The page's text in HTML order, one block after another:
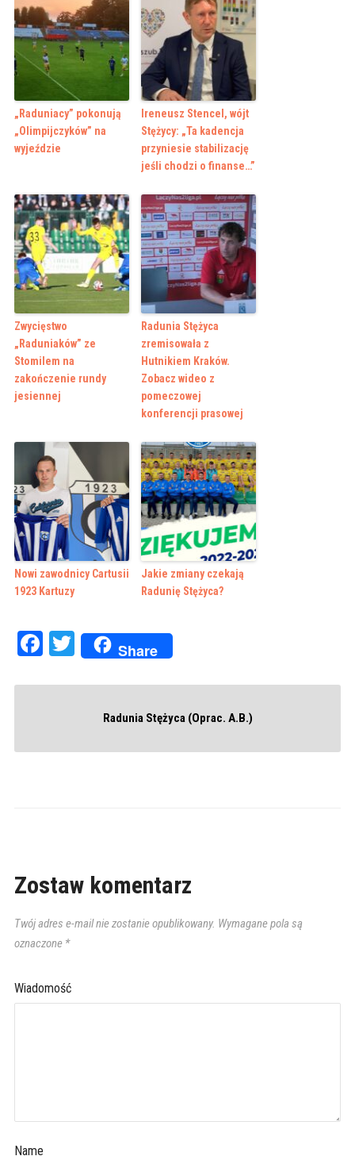
„Raduniacy” pokonują
„Olimpijczyków” na
wyjeździe
Ireneusz Stencel, wójt
Stężycy: „Ta kadencja
przyniesie stabilizację
jeśli chodzi o finanse…”
Zwycięstwo
„Raduniaków” ze
Stomilem na
zakończenie rundy
jesiennej
Radunia Stężyca
zremisowała z
Hutnikiem Kraków.
Zobacz wideo z
pomeczowej
konferencji prasowej
Nowi zawodnicy Cartusii
1923 Kartuzy
Jakie zmiany czekają
Radunię Stężyca?
Facebook
Twitter
Share
Radunia Stężyca (Oprac. A.B.)
Zostaw komentarz
Twój adres e-mail nie zostanie opublikowany. Wymagane pola są
oznaczone *
Wiadomość
Name